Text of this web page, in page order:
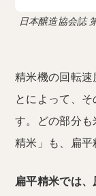
日本醸造協会誌
精米機の回転速
とによって、
す。どの部分
精米」も、扁平
扁平精米では